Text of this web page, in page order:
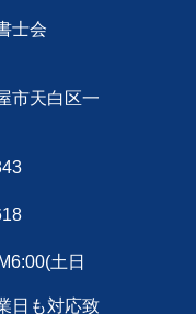
士会
市天白区一
土日
日も対応致